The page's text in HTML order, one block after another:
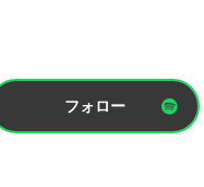
フォロー